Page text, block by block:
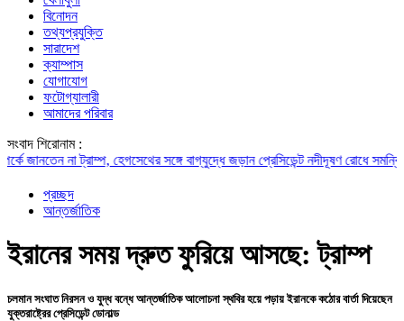
বিনোদন
তথ্যপ্রযুক্তি
সারাদেশ
ক্যাম্পাস
যোগাযোগ
ফটোগ্যালারী
আমাদের পরিবার
সংবাদ শিরোনাম :
না ট্রাম্প, হেগসেথের সঙ্গে বাগ্‌যুদ্ধে জড়ান প্রেসিডেন্টনদীদূষণ রোধে সমন্বিত
প্রচ্ছদ
আন্তর্জাতিক
ইরানের সময় দ্রুত ফুরিয়ে আসছে: ট্রাম্প
চলমান সংঘাত নিরসন ও যুদ্ধ বন্ধে আন্তর্জাতিক আলোচনা স্থবির হয়ে পড়ায় ইরানকে কঠোর বার্তা দিয়েছেন
যুক্তরাষ্ট্রের প্রেসিডেন্ট ডোনাল্ড